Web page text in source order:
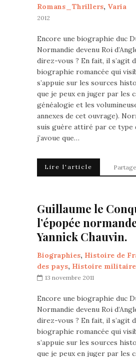
Romans_Thrillers, Varia
2012
Encore une biographie duc
Normandie devenu Roi
direz-vous ? En fait, il s’agit
biographie romancée qui
s’appuie sur les sources
que je peux en juger par les
généalogie et les
annexes de cet ouvrage).
suis guère attiré par ce type
j’avoue que…
Lire l'article
Guillaume le
l’épopée
Yannick Chauvin.
Biographies, Histoire de
des pays, Histoire militaire
13 novembre 2011
Encore une biographie duc
Normandie devenu Roi
direz-vous ? En fait, il s’agit
biographie romancée qui
s’appuie sur les sources
que je peux en juger par les